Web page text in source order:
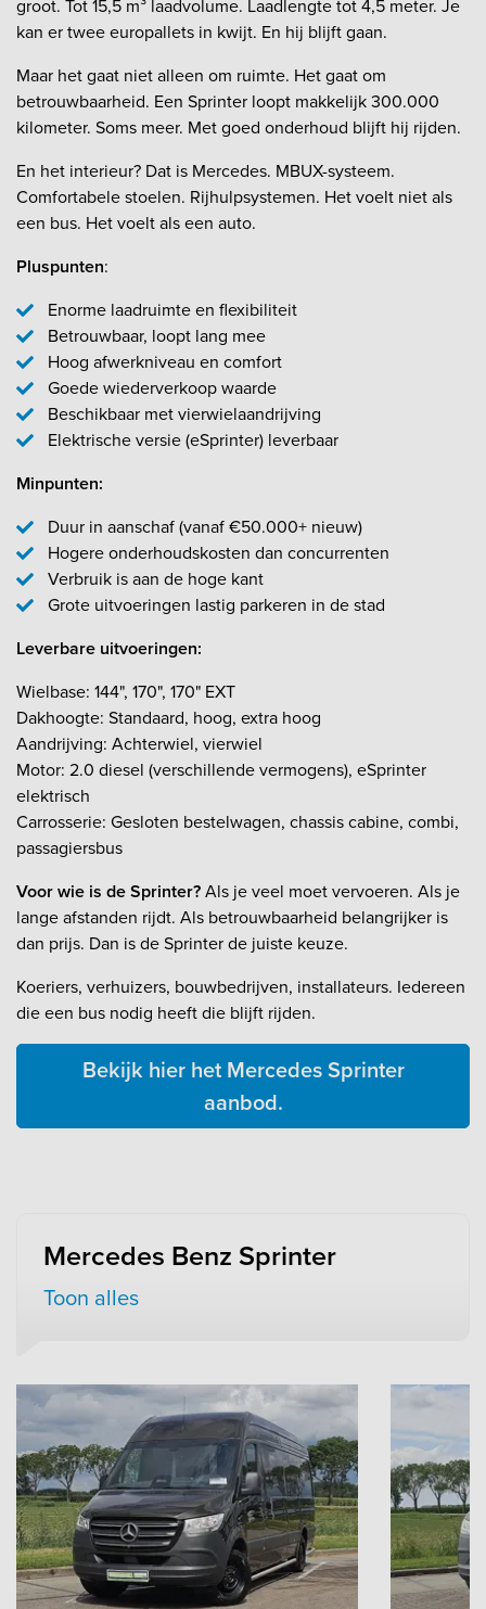
groot. Tot 15,5 m³ laadvolume. Laadlengte tot 4,5 meter. Je
kan er twee europallets in kwijt. En hij blijft gaan.
Maar het gaat niet alleen om ruimte. Het gaat om
betrouwbaarheid. Een Sprinter loopt makkelijk 300.000
kilometer. Soms meer. Met goed onderhoud blijft hij rijden.
En het interieur? Dat is Mercedes. MBUX-systeem.
Comfortabele stoelen. Rijhulpsystemen. Het voelt niet als
een bus. Het voelt als een auto.
Pluspunten:
Enorme laadruimte en flexibiliteit
Betrouwbaar, loopt lang mee
Hoog afwerkniveau en comfort
Goede wiederverkoop waarde
Beschikbaar met vierwielaandrijving
Elektrische versie (eSprinter) leverbaar
Minpunten:
Duur in aanschaf (vanaf €50.000+ nieuw)
Hogere onderhoudskosten dan concurrenten
Verbruik is aan de hoge kant
Grote uitvoeringen lastig parkeren in de stad
Leverbare uitvoeringen:
Wielbase: 144", 170", 170" EXT
Dakhoogte: Standaard, hoog, extra hoog
Aandrijving: Achterwiel, vierwiel
Motor: 2.0 diesel (verschillende vermogens), eSprinter
elektrisch
Carrosserie: Gesloten bestelwagen, chassis cabine, combi,
passagiersbus
Voor wie is de Sprinter?Als je veel moet vervoeren. Als je
lange afstanden rijdt. Als betrouwbaarheid belangrijker is
dan prijs. Dan is de Sprinter de juiste keuze.
Koeriers, verhuizers, bouwbedrijven, installateurs. Iedereen
die een bus nodig heeft die blijft rijden.
Bekijk hier het Mercedes Sprinter
aanbod.
Mercedes Benz Sprinter
Toon alles